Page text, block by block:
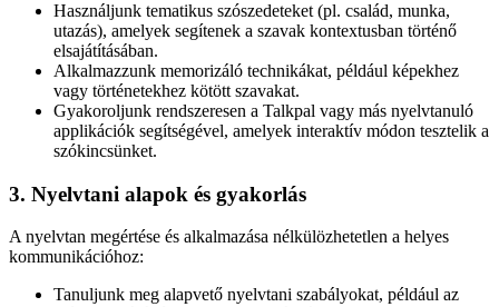
Használjunk tematikus szószedeteket (pl. család, munka,
utazás), amelyek segítenek a szavak kontextusban történő
elsajátításában.
Alkalmazzunk memorizáló technikákat, például képekhez
vagy történetekhez kötött szavakat.
Gyakoroljunk rendszeresen a Talkpal vagy más nyelvtanuló
applikációk segítségével, amelyek interaktív módon tesztelik a
szókincsünket.
3. Nyelvtani alapok és gyakorlás
A nyelvtan megértése és alkalmazása nélkülözhetetlen a helyes
kommunikációhoz:
Tanuljunk meg alapvető nyelvtani szabályokat, például az